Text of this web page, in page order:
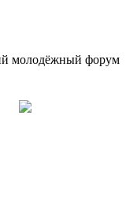
молодёжный форум